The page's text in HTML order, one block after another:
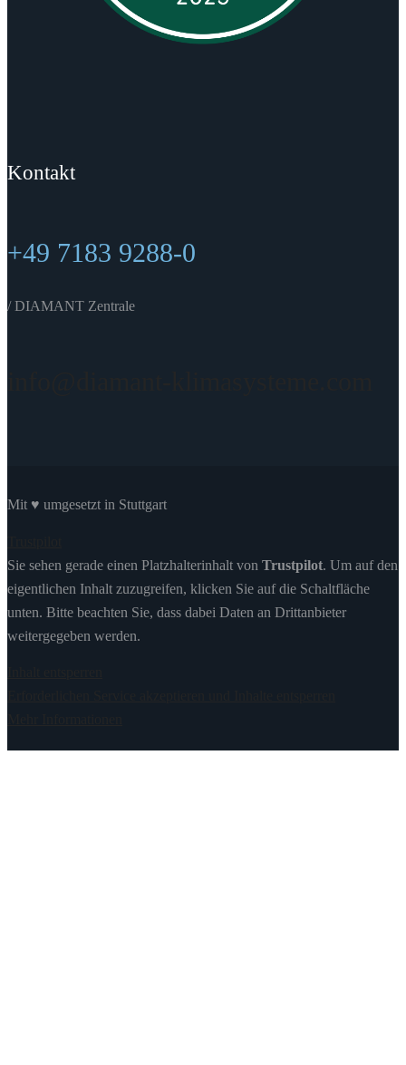
Kontakt
+49 7183 9288-0
/ DIAMANT Zentrale
Mit ♥ umgesetzt in Stuttgart
Sie sehen gerade einen Platzhalterinhalt von Trustpilot. Um auf den
eigentlichen Inhalt zuzugreifen, klicken Sie auf die Schaltfläche
unten. Bitte beachten Sie, dass dabei Daten an Drittanbieter
weitergegeben werden.